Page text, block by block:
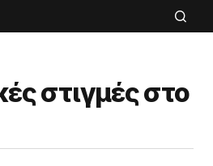
στιγμές στο